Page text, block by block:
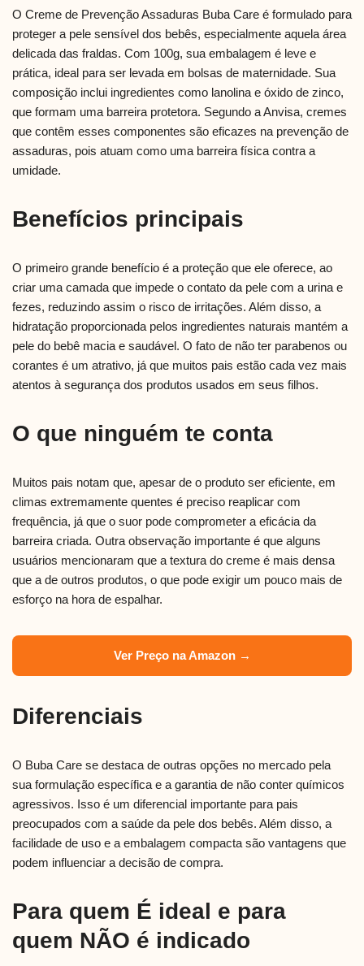
O Creme de Prevenção Assaduras Buba Care é formulado para
proteger a pele sensível dos bebês, especialmente aquela área
delicada das fraldas. Com 100g, sua embalagem é leve e
prática, ideal para ser levada em bolsas de maternidade. Sua
composição inclui ingredientes como lanolina e óxido de zinco,
que formam uma barreira protetora. Segundo a Anvisa, cremes
que contêm esses componentes são eficazes na prevenção de
assaduras, pois atuam como uma barreira física contra a
umidade.
Benefícios principais
O primeiro grande benefício é a proteção que ele oferece, ao
criar uma camada que impede o contato da pele com a urina e
fezes, reduzindo assim o risco de irritações. Além disso, a
hidratação proporcionada pelos ingredientes naturais mantém a
pele do bebê macia e saudável. O fato de não ter parabenos ou
corantes é um atrativo, já que muitos pais estão cada vez mais
atentos à segurança dos produtos usados em seus filhos.
O que ninguém te conta
Muitos pais notam que, apesar de o produto ser eficiente, em
climas extremamente quentes é preciso reaplicar com
frequência, já que o suor pode comprometer a eficácia da
barreira criada. Outra observação importante é que alguns
usuários mencionaram que a textura do creme é mais densa
que a de outros produtos, o que pode exigir um pouco mais de
esforço na hora de espalhar.
Ver Preço na Amazon →
Diferenciais
O Buba Care se destaca de outras opções no mercado pela
sua formulação específica e a garantia de não conter químicos
agressivos. Isso é um diferencial importante para pais
preocupados com a saúde da pele dos bebês. Além disso, a
facilidade de uso e a embalagem compacta são vantagens que
podem influenciar a decisão de compra.
Para quem É ideal e para
quem NÃO é indicado